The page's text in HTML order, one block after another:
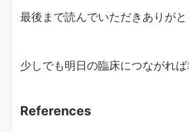
最後まで読んでいただきありがと
少しでも明日の臨床につながれば
References